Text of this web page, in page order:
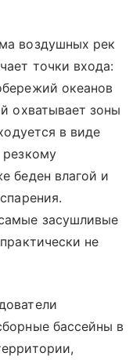
воздушных рек
точки входа:
океанов
охватывает зоны
в виде
резкому
беден влагой и
засушливые
не
бассейны в